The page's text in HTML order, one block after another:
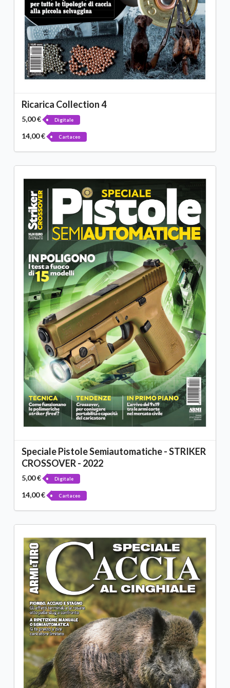
Ricarica Collection 4
5,00 € Digitale
14,00 € Cartaceo
Speciale Pistole Semiautomatiche - STRIKER
CROSSOVER - 2022
5,00 € Digitale
14,00 € Cartaceo